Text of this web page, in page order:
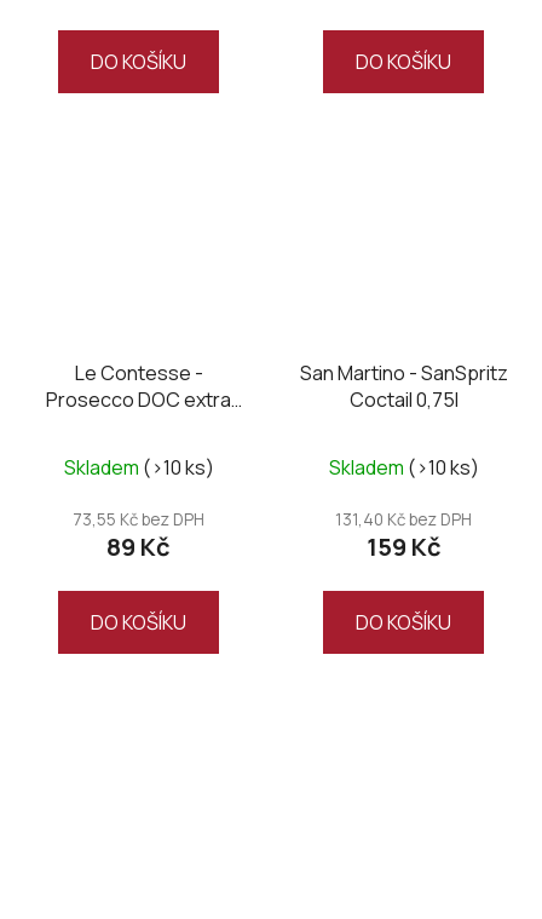
DO KOŠÍKU DO KOŠÍKU
Le Contesse -
Prosecco DOC extra
Skladem (>10 ks)
73,55 Kč bez DPH
89 Kč
DO KOŠÍKU
San Martino - SanSpritz
Coctail 0,75l
Skladem (>10 ks)
131,40 Kč bez DPH
159 Kč
DO KOŠÍKU